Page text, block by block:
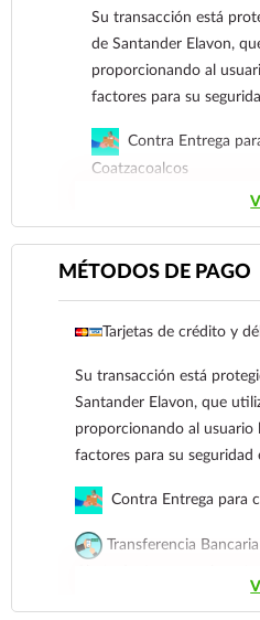
Su transacción está
de Santander Elavon,
proporcionando al
factores para su
Contra Entrega
Coatzacoalcos
Transferencia
cuenta: Clave:
su comprobante de
MÉTODOS DE PAGO
Tarjetas de crédito y
Su transacción está
Santander Elavon, que
proporcionando al usuario
factores para su seguridad
Contra Entrega para
Transferencia
cuenta: Clave: